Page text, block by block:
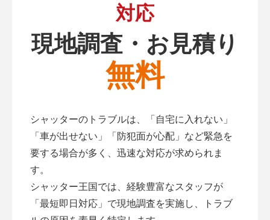
対応
現地調査・お見積り
無料
シャッターのトラブルは、「自宅に入れない」
「車が出せない」「防犯面が心配」など緊急を
要する場合が多く、迅速な対応が求められま
す。
シャッター王国では、経験豊富なスタッフが
「最短即日対応」で現地調査を実施し、トラブ